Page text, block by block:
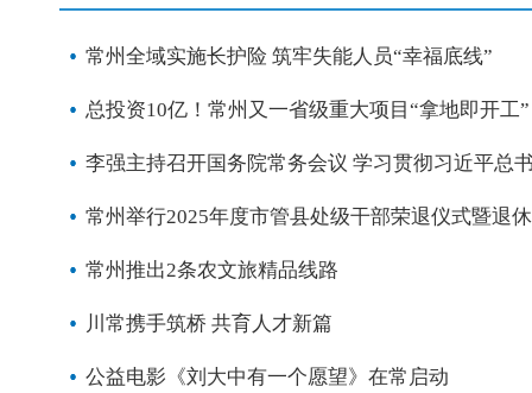
常州全域实施长护险 筑牢失能人员“幸福底线”
总投资10亿！常州又一省级重大项目“拿地即开工”
李强主持召开国务院常务会议 学习贯彻习近平总
常州举行2025年度市管县处级干部荣退仪式暨退
常州推出2条农文旅精品线路
川常携手筑桥 共育人才新篇
公益电影《刘大中有一个愿望》在常启动